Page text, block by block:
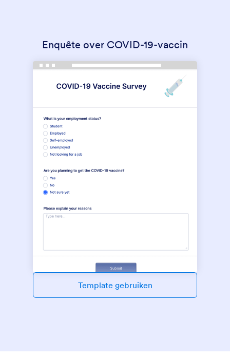
Enquête over COVID-19-vaccin
Template gebruiken